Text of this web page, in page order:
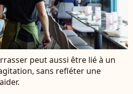
peut aussi être lié à un
sans refléter une